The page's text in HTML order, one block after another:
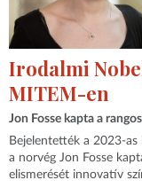
Irodalmi
MITEM-en
Jon Fosse kapta a
Bejelentették a 2023-
a norvég Jon Fosse
elismerését innovatív